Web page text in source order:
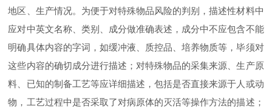
地区、生产情况。为便于对特殊物品风险的判别，描述性材料中
应对中英文名称、类别、成分做准确表述，成分中不应包含不能
明确具体内容的字词，如缓冲液、质控品、培养物质等，毕须对
这些内容的确切成分进行描述；对特殊物品的采集来源、生产原
料、已知的制备工艺等应详细描述，包括是否直接来源于人或动
物，工艺过程中是否采取了对病原体的灭活等操作方法的描述；